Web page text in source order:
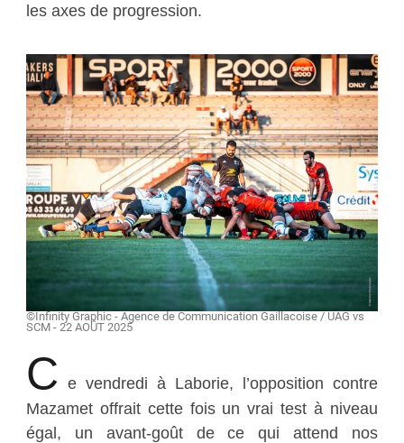
les axes de progression.
©Infinity Graphic - Agence de Communication Gaillacoise / UAG vs
SCM - 22 AOÛT 2025
C e vendredi à Laborie, l’opposition contre
Mazamet offrait cette fois un vrai test à niveau
égal, un avant-goût de ce qui attend nos